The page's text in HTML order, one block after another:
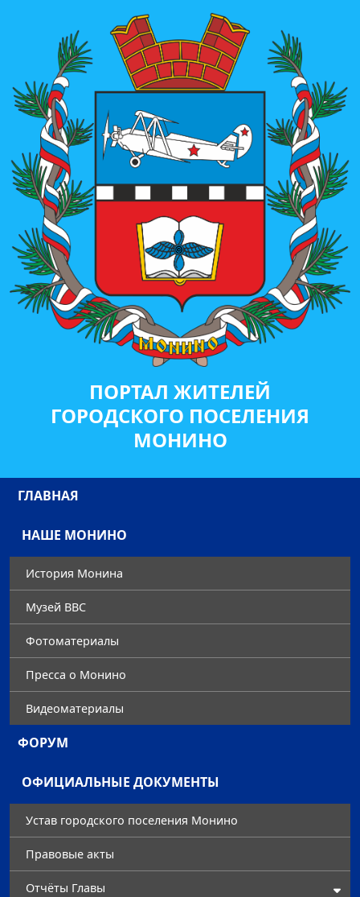
ПОРТАЛ ЖИТЕЛЕЙ
ГОРОДСКОГО ПОСЕЛЕНИЯ
МОНИНО
ГЛАВНАЯ
НАШЕ МОНИНО
История Монина
Музей ВВС
Фотоматериалы
Преccа о Монино
Видеоматериалы
ФОРУМ
ОФИЦИАЛЬНЫЕ ДОКУМЕНТЫ
Устав городского поселения Монино
Правовые акты
Отчёты Главы